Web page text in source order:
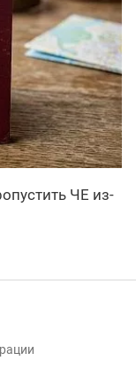
ЧЕ из-